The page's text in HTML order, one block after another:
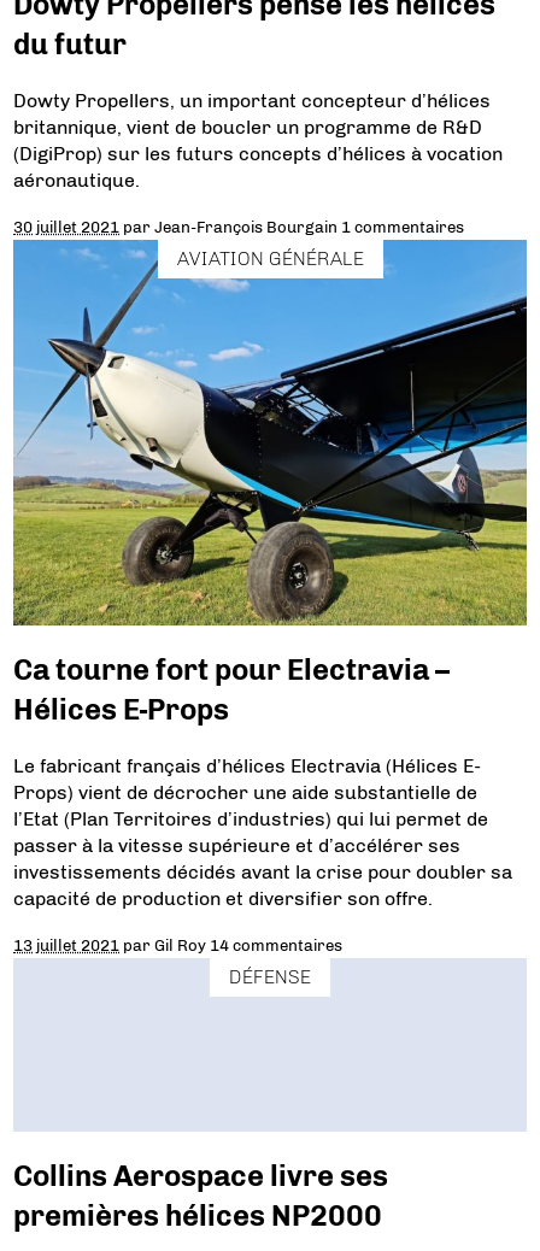
du futur
Dowty Propellers, un important concepteur d’hélices
britannique, vient de boucler un programme de R&D
(DigiProp) sur les futurs concepts d’hélices à vocation
aéronautique.
30 juillet 2021 parJean-François Bourgain 1 commentaires
AVIATION GÉNÉRALE
Ca tourne fort pour Electravia –
Hélices E-Props
Le fabricant français d’hélices Electravia (Hélices E-
Props) vient de décrocher une aide substantielle de
l’Etat (Plan Territoires d’industries) qui lui permet de
passer à la vitesse supérieure et d’accélérer ses
investissements décidés avant la crise pour doubler sa
capacité de production et diversifier son offre.
13 juillet 2021 parGil Roy 14 commentaires
DÉFENSE
Collins Aerospace livre ses
premières hélices NP2000